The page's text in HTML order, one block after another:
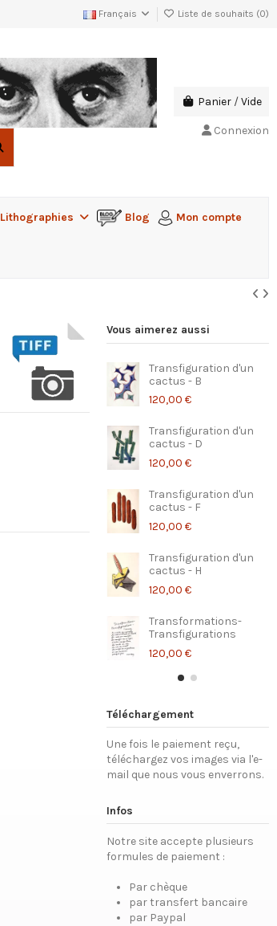
Français Liste de souhaits (0)
Panier /Vide
Connexion
Lithographies Blog Mon compte
Vous aimerez aussi
Transfiguration d'un
cactus - B
120,00 €
Transfiguration d'un
cactus - D
120,00 €
Transfiguration d'un
cactus - F
120,00 €
Transfiguration d'un
cactus - H
120,00 €
Transformations-
Transfigurations
120,00 €
Téléchargement
Une fois le paiement reçu,
téléchargez vos images via l'e-
mail que nous vous enverrons.
Infos
Notre site accepte plusieurs
formules de paiement :
Par chèque
par transfert bancaire
par Paypal